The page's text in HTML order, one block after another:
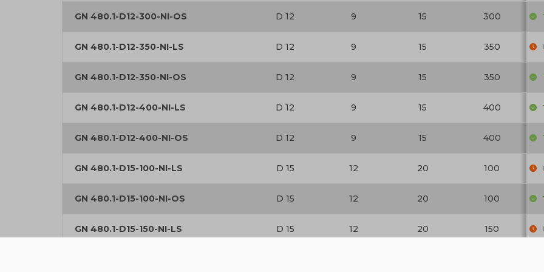
GN 480.1-D12-300-NI-OS D 12 9 15 300
GN 480.1-D12-350-NI-LS D 12 9 15 350
GN 480.1-D12-350-NI-OS D 12 9 15 350
GN 480.1-D12-400-NI-LS D 12 9 15 400
GN 480.1-D12-400-NI-OS D 12 9 15 400
GN 480.1-D15-100-NI-LS D 15 12 20 100
GN 480.1-D15-100-NI-OS D 15 12 20 100
GN 480.1-D15-150-NI-LS D 15 12 20 150